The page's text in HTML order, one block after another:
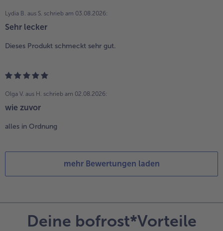
Lydia B. aus S. schrieb am 03.08.2026:
Sehr lecker
Dieses Produkt schmeckt sehr gut.
Olga V. aus H. schrieb am 02.08.2026:
wie zuvor
alles in Ordnung
mehr Bewertungen laden
Deine bofrost*Vorteile